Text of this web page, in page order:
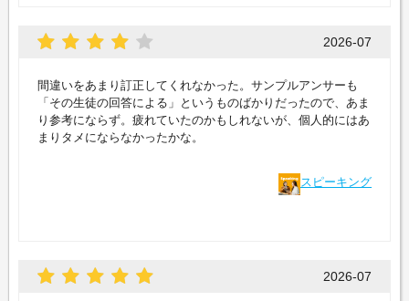
2026-07
間違いをあまり訂正してくれなかった。サンプルアンサーも
「その生徒の回答による」というものばかりだったので、あま
り参考にならず。疲れていたのかもしれないが、個人的にはあ
まりタメにならなかったかな。
スピーキング
2026-07